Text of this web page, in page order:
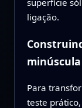
superfície
ligação.
minúscula
Para
teste